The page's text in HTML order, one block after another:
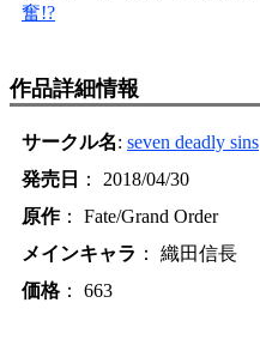
奮!?
作品詳細情報
サークル名: seven deadly sins
発売日
： 2018/04/30
原作： Fate/Grand Order
メインキャラ ： 織田信長
価格： 663